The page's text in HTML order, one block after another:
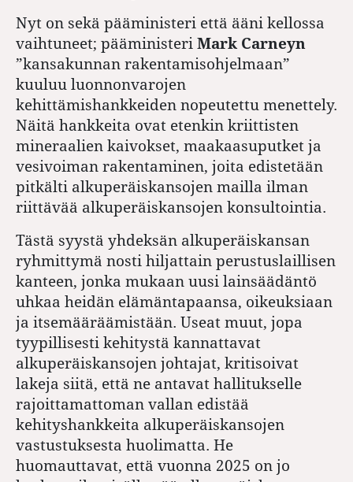
Nyt on sekä pääministeri että ääni kellossa
vaihtuneet; pääministeri Mark Carneyn
”kansakunnan rakentamisohjelmaan”
kuuluu luonnonvarojen
kehittämishankkeiden nopeutettu menettely.
Näitä hankkeita ovat etenkin kriittisten
mineraalien kaivokset, maakaasuputket ja
vesivoiman rakentaminen, joita edistetään
pitkälti alkuperäiskansojen mailla ilman
riittävää alkuperäiskansojen konsultointia.
Tästä syystä yhdeksän alkuperäiskansan
ryhmittymä nosti hiljattain perustuslaillisen
kanteen, jonka mukaan uusi lainsäädäntö
uhkaa heidän elämäntapaansa, oikeuksiaan
ja itsemääräämistään. Useat muut, jopa
tyypillisesti kehitystä kannattavat
alkuperäiskansojen johtajat, kritisoivat
lakeja siitä, että ne antavat hallitukselle
rajoittamattoman vallan edistää
kehityshankkeita alkuperäiskansojen
vastustuksesta huolimatta. He
huomauttavat, että vuonna 2025 on jo